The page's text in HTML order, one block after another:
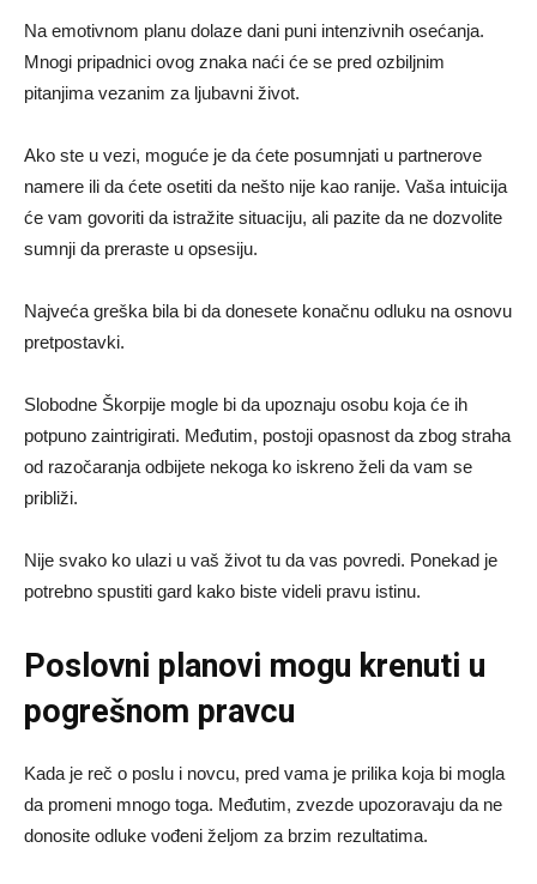
Na emotivnom planu dolaze dani puni intenzivnih osećanja.
Mnogi pripadnici ovog znaka naći će se pred ozbiljnim
pitanjima vezanim za ljubavni život.
Ako ste u vezi, moguće je da ćete posumnjati u partnerove
namere ili da ćete osetiti da nešto nije kao ranije. Vaša intuicija
će vam govoriti da istražite situaciju, ali pazite da ne dozvolite
sumnji da preraste u opsesiju.
Najveća greška bila bi da donesete konačnu odluku na osnovu
pretpostavki.
Slobodne Škorpije mogle bi da upoznaju osobu koja će ih
potpuno zaintrigirati. Međutim, postoji opasnost da zbog straha
od razočaranja odbijete nekoga ko iskreno želi da vam se
približi.
Nije svako ko ulazi u vaš život tu da vas povredi. Ponekad je
potrebno spustiti gard kako biste videli pravu istinu.
Poslovni planovi mogu krenuti u
pogrešnom pravcu
Kada je reč o poslu i novcu, pred vama je prilika koja bi mogla
da promeni mnogo toga. Međutim, zvezde upozoravaju da ne
donosite odluke vođeni željom za brzim rezultatima.